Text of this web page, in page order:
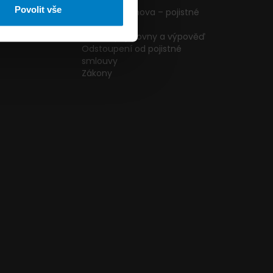
Povolit vše
Pojištění domova – pojistné
podmínky
Změna pojišťovny a výpověď
Odstoupení od pojistné
smlouvy
Zákony